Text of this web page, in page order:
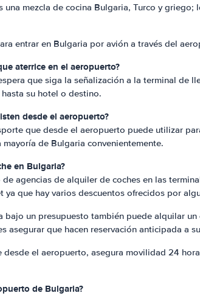
una mezcla de cocina Bulgaria, Turco y
entrar en Bulgaria por avión a través del
aterrice en el aeropuerto?
que siga la señalización a la terminal
su hotel o destino.
desde el aeropuerto?
que desde el aeropuerto puede utilizar
de Bulgaria convenientemente.
en Bulgaria?
agencias de alquiler de coches en las
ya que hay varios descuentos ofrecidos por
bajo un presupuesto también puede alquilar
asegurar que hacen reservación anticipada a
desde el aeropuerto, asegura movilidad 24
de Bulgaria?